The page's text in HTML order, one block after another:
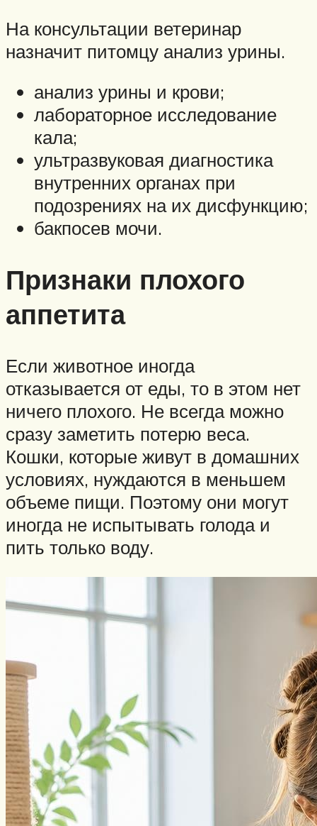
На консультации ветеринар
назначит питомцу анализ урины.
анализ урины и крови;
лабораторное исследование
кала;
ультразвуковая диагностика
внутренних органах при
подозрениях на их дисфункцию;
бакпосев мочи.
Признаки плохого
аппетита
Если животное иногда
отказывается от еды, то в этом нет
ничего плохого. Не всегда можно
сразу заметить потерю веса.
Кошки, которые живут в домашних
условиях, нуждаются в меньшем
объеме пищи. Поэтому они могут
иногда не испытывать голода и
пить только воду.